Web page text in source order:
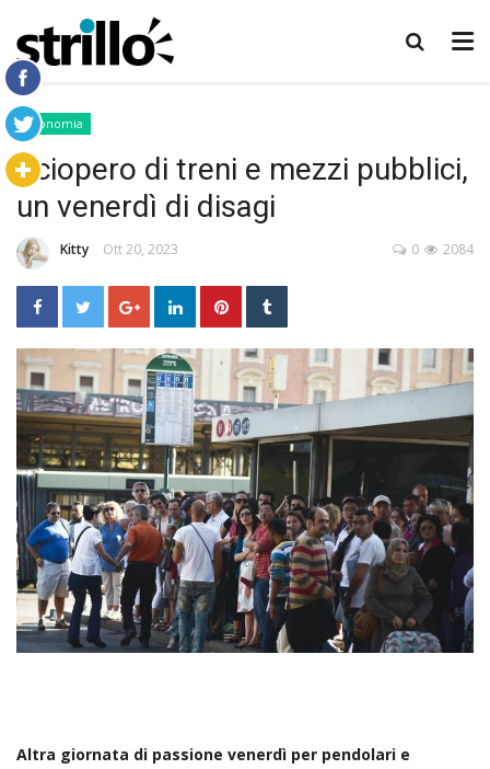
Economia
Sciopero di treni e mezzi pubblici,
un venerdì di disagi
Kitty Ott 20, 2023 2084
0
Altra giornata di passione venerdì per pendolari e